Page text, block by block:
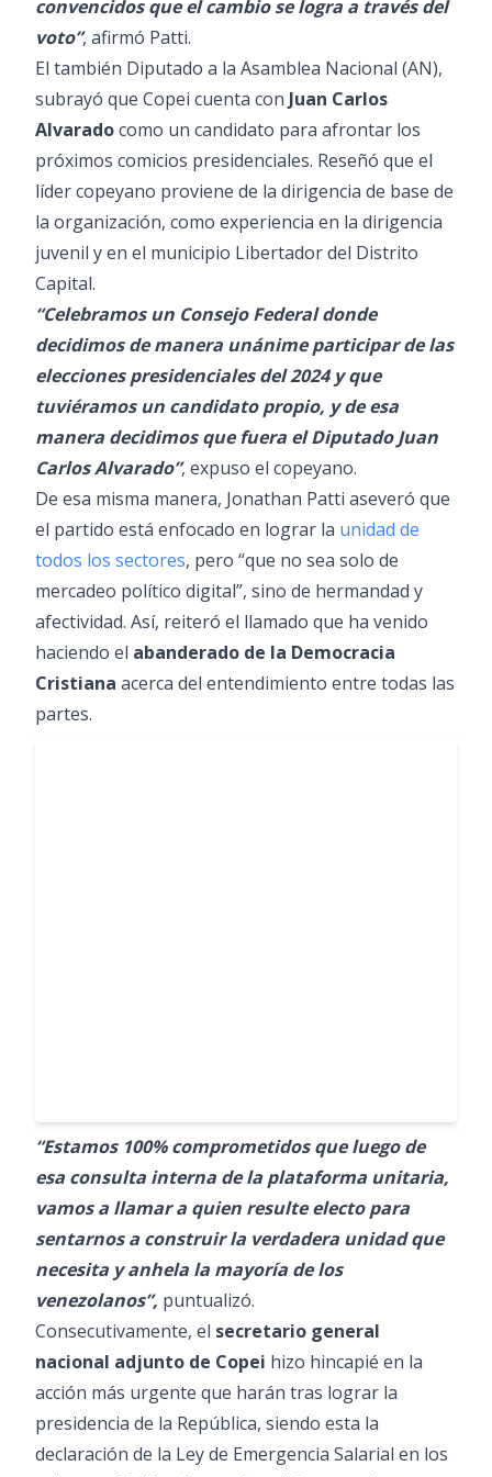
convencidos que el cambio se logra a través del
voto”, afirmó Patti.
El también Diputado a la Asamblea Nacional (AN),
subrayó que Copei cuenta con Juan Carlos
Alvaradocomo un candidato para afrontar los
próximos comicios presidenciales. Reseñó que el
líder copeyano proviene de la dirigencia de base de
la organización, como experiencia en la dirigencia
juvenil y en el municipio Libertador del Distrito
Capital.
“Celebramos un Consejo Federal donde
decidimos de manera unánime participar de las
elecciones presidenciales del 2024 y que
tuviéramos un candidato propio, y de esa
manera decidimos que fuera el Diputado Juan
Carlos Alvarado”, expuso el copeyano.
De esa misma manera, Jonathan Patti aseveró que
el partido está enfocado en lograr la unidad de
todos los sectores, pero “que no sea solo de
mercadeo político digital”, sino de hermandad y
afectividad. Así, reiteró el llamado que ha venido
haciendo el abanderado de la Democracia
Cristiana acerca del entendimiento entre todas las
partes.
“Estamos 100% comprometidos que luego de
esa consulta interna de la plataforma unitaria,
vamos a llamar a quien resulte electo para
sentarnos a construir la verdadera unidad que
necesita y anhela la mayoría de los
venezolanos”, puntualizó.
Consecutivamente, el secretario general
nacional adjunto de Copei hizo hincapié en la
acción más urgente que harán tras lograr la
presidencia de la República, siendo esta la
declaración de la Ley de Emergencia Salarial en los